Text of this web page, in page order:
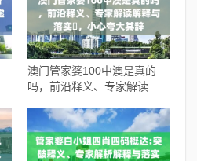
澳门管家婆100中澳是真的
吗，前沿释义、专家解读解